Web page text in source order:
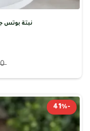
نبتة
59.00
-41%